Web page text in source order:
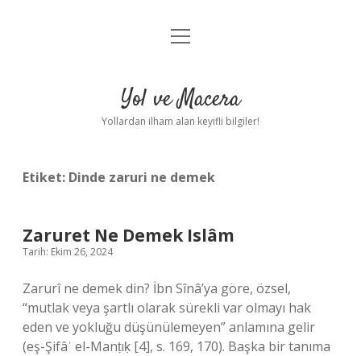
Anasayfa
Yasal Uyarı
menüyü
Yol ve Macera
Yollardan ilham alan keyifli bilgiler!
Etiket: Dinde zaruri ne demek
Zaruret Ne Demek Islâm
Tarih: Ekim 26, 2024
Zarurî ne demek din? İbn Sînâ’ya göre, özsel,
“mutlak veya şartlı olarak sürekli var olmayı hak
eden ve yokluğu düşünülemeyen” anlamına gelir
(eş-Şifâʾ el-Manṭıḳ [4], s. 169, 170). Başka bir tanıma